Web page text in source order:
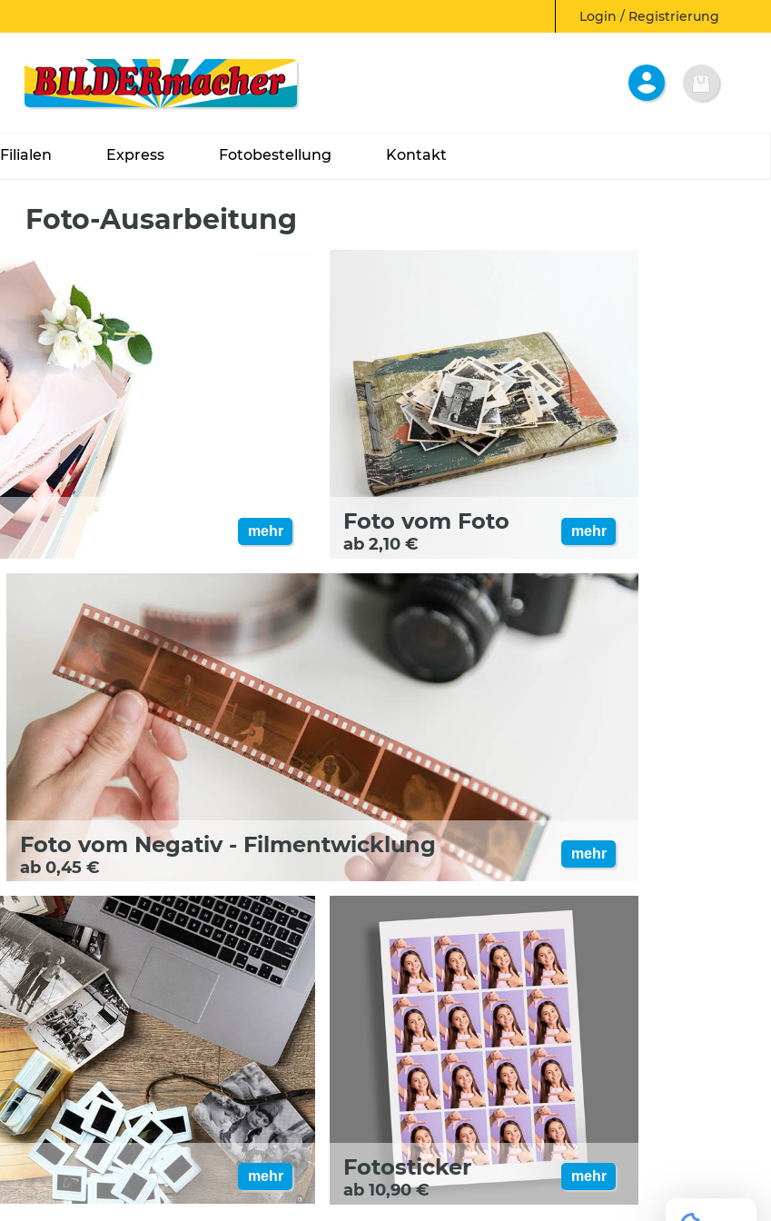
Login / Registrierung
Filialen Express Fotobestellung Kontakt
Foto-Ausarbeitung
mehr Foto vom Foto
ab 2,10 €
mehr
Foto vom Negativ - Filmentwicklung
ab 0,45 €
mehr
mehr Fotosticker
ab 10,90 €
mehr